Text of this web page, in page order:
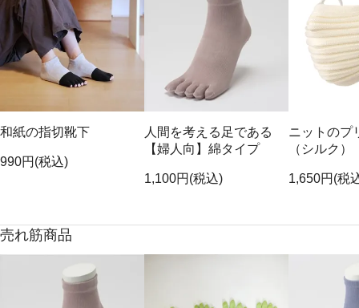
和紙の指切靴下
990円(税込)
人間を考える足である
【婦人向】綿タイプ
1,100円(税込)
ニットのプ
（シルク）
1,650円(税
売れ筋商品